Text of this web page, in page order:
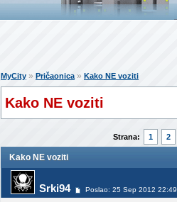
MyCity » Pričaonica» Kako NE voziti
Kako NE voziti
Strana: 1 2
Kako NE voziti
Srki94 Poslao: 25 Sep 2012 22:49